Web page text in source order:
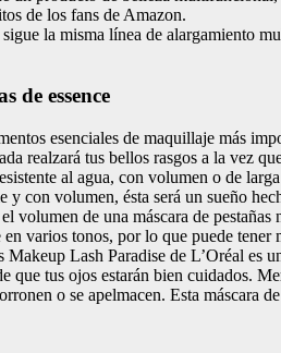
de los fans de Amazon.
la misma línea de alargamiento
de essence
esenciales de maquillaje más
realzará tus bellos rasgos a la vez
al agua, con volumen o de
y con volumen, ésta será un sueño
volumen de una máscara de
varios tonos, por lo que puede
Lash Paradise de L’Oréal es
que tus ojos estarán bien cuidados.
o se apelmacen. Esta máscara